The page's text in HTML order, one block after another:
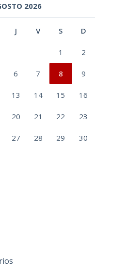
2026
J V S D
1 2
6 7 8 9
13 14 15 16
20 21 22 23
27 28 29 30